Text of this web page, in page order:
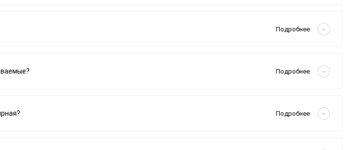
Подробнее
Подробнее
Подробнее